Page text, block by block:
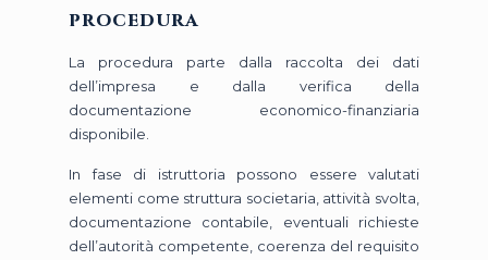
procedura
La procedura parte dalla raccolta dei dati
dell’impresa e dalla verifica della
documentazione economico-finanziaria
disponibile.
In fase di istruttoria possono essere valutati
elementi come struttura societaria, attività svolta,
documentazione contabile, eventuali richieste
dell’autorità competente, coerenza del requisito